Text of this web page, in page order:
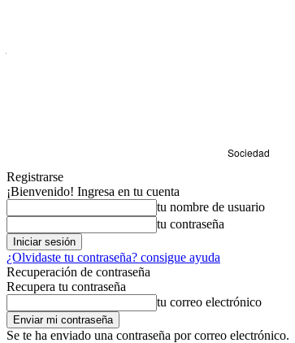
Sociedad
Registrarse
¡Bienvenido! Ingresa en tu cuenta
tu nombre de usuario
tu contraseña
¿Olvidaste tu contraseña? consigue ayuda
Recuperación de contraseña
Recupera tu contraseña
tu correo electrónico
Se te ha enviado una contraseña por correo electrónico.